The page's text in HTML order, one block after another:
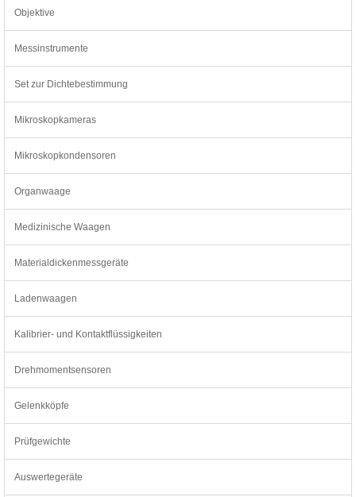
Objektive
Messinstrumente
Set zur Dichtebestimmung
Mikroskopkameras
Mikroskopkondensoren
Organwaage
Medizinische Waagen
Materialdickenmessgeräte
Ladenwaagen
Kalibrier- und Kontaktflüssigkeiten
Drehmomentsensoren
Gelenkköpfe
Prüfgewichte
Auswertegeräte